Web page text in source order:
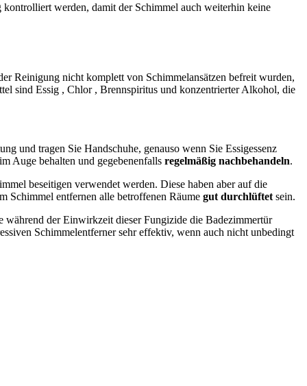
werden, damit der Schimmel auch weiterhin keine
Reinigung nicht komplett von Schimmelansätzen befreit wurden,
sind Essig , Chlor , Brennspiritus und konzentrierter Alkohol, die
und tragen Sie Handschuhe, genauso wenn Sie Essigessenz
Auge behalten und gegebenenfalls regelmäßig nachbehandeln.
beseitigen verwendet werden. Diese haben aber auf die
Schimmel entfernen alle betroffenen Räume gut durchlüftetsein.
während der Einwirkzeit dieser Fungizide die Badezimmertür
Schimmelentferner sehr effektiv, wenn auch nicht unbedingt